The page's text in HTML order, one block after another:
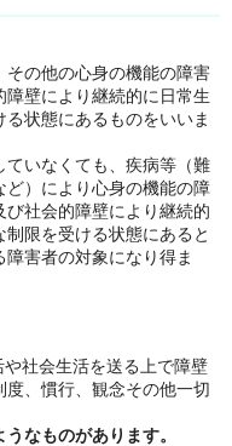
その他の心身の機能の障害
壁により継続的に日常生
状態にあるものをいいま
いなくても、疾病等（難
）により心身の機能の障
社会的障壁により継続的
限を受ける状態にあると
害者の対象になり得ま
社会生活を送る上で障壁
、慣行、観念その他一切
なものがあります。